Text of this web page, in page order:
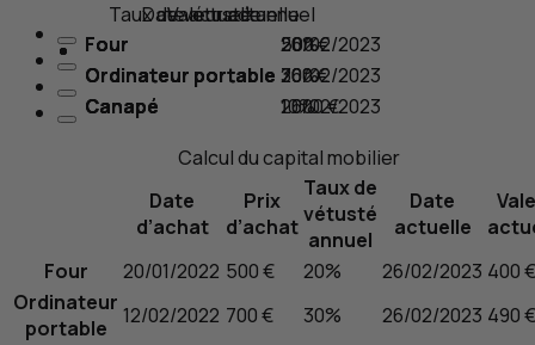
Taux de vétusté annuel
Four
500 €
Ordinateur portable 700 €
Canapé
1 000 €
Date actuelle
Four
20%
Ordinateur portable 30%
Canapé
10%
Valeur actuelle
Four
26/02/2023
Ordinateur portable 26/02/2023
Canapé
26/02/2023
Calcul du capital mobilier
Date
d’achat
Prix
d’achat
Taux de
vétusté
annuel
Date
actuelle
Four
20/01/2022 500 € 20% 26/02/2023 400 €
Ordinateur
portable
12/02/2022 700 € 30% 26/02/2023 490 €